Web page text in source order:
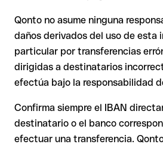
puede verificarla el propio State Bank
mediante una transferencia de prueba.
En transferencias internacionales
recuperación es considerablemente
comisiones .
Recomendación: Verifica cada IBAN
transferencia con nuestro IBAN
de duda, confírmalo directamente con
precaución es especialmente
elevados o nuevas relaciones
Qonto no asume ninguna
daños derivados del uso de esta
particular por transferencias
dirigidas a destinatarios
efectúa bajo la responsabilidad
Confirma siempre el IBAN
destinatario o el banco
efectuar una transferencia.